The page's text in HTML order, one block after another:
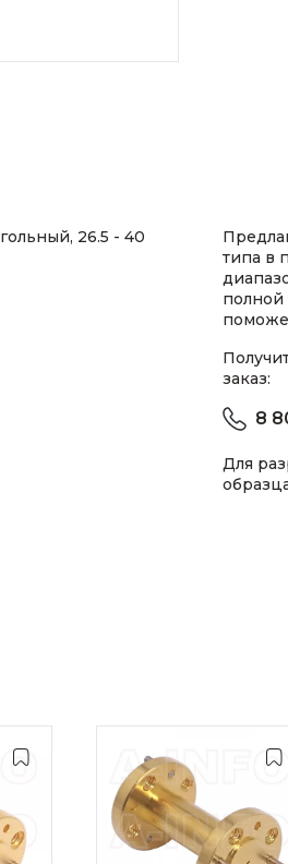
26.5 - 40
типа в
заказ:
8
Для